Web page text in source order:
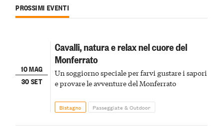
PROSSIMI EVENTI
10 MAG
30 SET
Cavalli, natura e relax nel cuore del
Monferrato
Un soggiorno speciale per farvi gustare i sapori
e provare le avventure del Monferrato
Bistagno Passeggiate & Outdoor